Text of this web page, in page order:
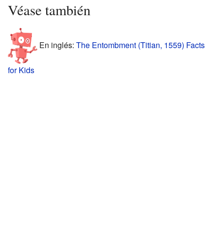
Véase también
En inglés: The Entombment (Titian, 1559) Facts
for Kids